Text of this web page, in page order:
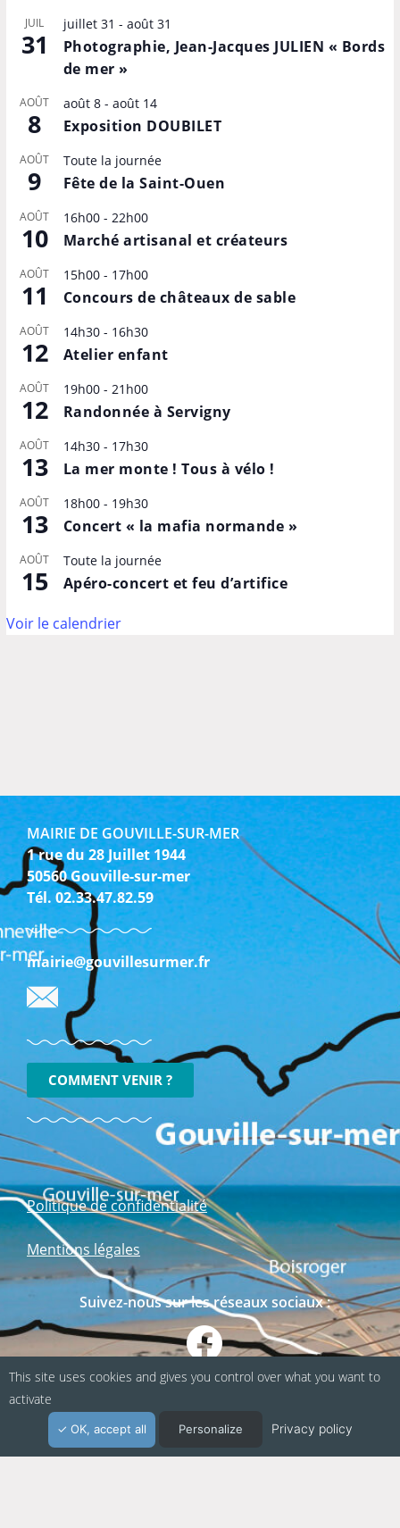
JUIL
31
juillet 31 - août 31
Photographie, Jean-Jacques JULIEN « Bords
de mer »
AOÛT
8
août 8- août 14
Exposition DOUBILET
AOÛT
9
Toute la journée
Fête de la Saint-Ouen
AOÛT
10
16h00- 22h00
Marché artisanal et créateurs
AOÛT
11
15h00- 17h00
Concours de châteaux de sable
AOÛT
12
14h30- 16h30
Atelier enfant
AOÛT
12
19h00- 21h00
Randonnée à Servigny
AOÛT
13
14h30- 17h30
La mer monte ! Tous à vélo !
AOÛT
13
18h00- 19h30
Concert « la mafia normande »
AOÛT
15
Toute la journée
Apéro-concert et feu d’artifice
Voir le calendrier
MAIRIE DE GOUVILLE-SUR-MER
1 rue du 28 Juillet 1944
50560 Gouville-sur-mer
Tél. 02.33.47.82.59
mairie@gouvillesurmer.fr
COMMENT VENIR ?
Politique de confidentialité
Mentions légales
Suivez-nous sur les réseaux sociaux :
This site uses cookies and gives you control over what you want to
activate
OK, accept all Personalize Privacy policy